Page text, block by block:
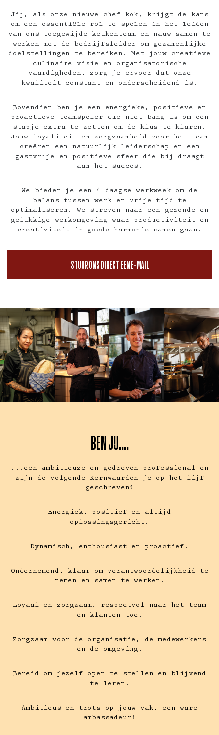
Jij, als onze nieuwe chef-kok, krijgt de kans
om een essentiële rol te spelen in het leiden
van ons toegewijde keukenteam en nauw samen te
werken met de bedrijfsleider om gezamenlijke
doelstellingen te bereiken. Met jouw creatieve
culinaire visie en organisatorische
vaardigheden, zorg je ervoor dat onze
kwaliteit constant en onderscheidend is.
Bovendien ben je een energieke, positieve en
proactieve teamspeler die niet bang is om een
stapje extra te zetten om de klus te klaren.
Jouw loyaliteit en zorgzaamheid voor het team
creëren een natuurlijk leiderschap en een
gastvrije en positieve sfeer die bij draagt
aan het succes.
We bieden je een 4-daagse werkweek om de
balans tussen werk en vrije tijd te
optimaliseren. We streven naar een gezonde en
gelukkige werkomgeving waar productiviteit en
creativiteit in goede harmonie samen gaan.
STUUR ONS DIRECT EEN E-MAIL
BEN JIJ....
...een ambitieuze en gedreven professional en
zijn de volgende Kernwaarden je op het lijf
geschreven?
Energiek, positief en altijd
oplossingsgericht.
Dynamisch, enthousiast en proactief.
Ondernemend, klaar om verantwoordelijkheid te
nemen en samen te werken.
Loyaal en zorgzaam, respectvol naar het team
en klanten toe.
Zorgzaam voor de organisatie, de medewerkers
en de omgeving.
Bereid om jezelf open te stellen en blijvend
te leren.
Ambitieus en trots op jouw vak, een ware
ambassadeur!